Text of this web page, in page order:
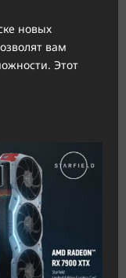
новых
вам
Этот